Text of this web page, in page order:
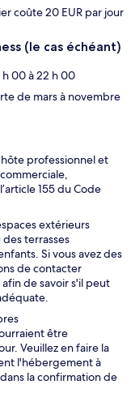
coûte 20 EUR par jour
(le cas échéant)
h 00 à 22 h 00
de mars à novembre
professionnel et
155 du Code
extérieurs
terrasses
Si vous avez des
de contacter
de savoir s'il peut
être
Veuillez en faire la
l'hébergement à
la confirmation de